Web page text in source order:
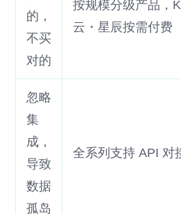
的，
不买
对的
按规模分级产品，
云・星辰按需付费
忽略
集
成，
导致
数据
孤岛
全系列支持 API 对